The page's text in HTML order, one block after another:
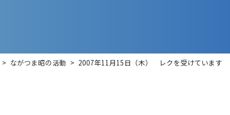
> ながつま昭の活動 > 2007年11月15日（木） レクを受けています